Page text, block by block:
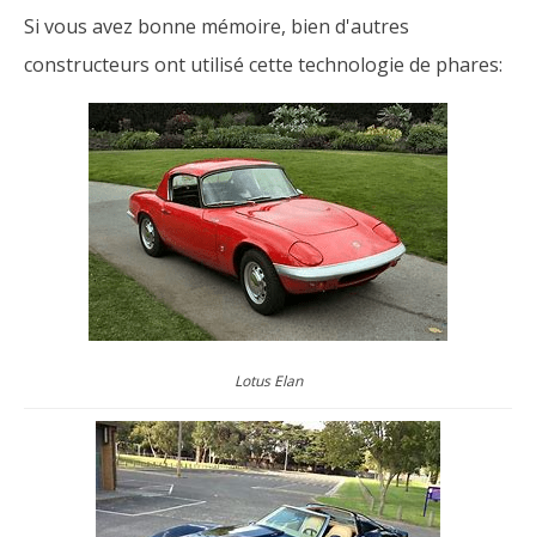
Si vous avez bonne mémoire, bien d'autres
constructeurs ont utilisé cette technologie de phares:
Lotus Elan